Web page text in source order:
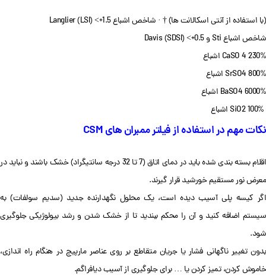
(با استفاده از آنتی اسکالانت ها) † · شاخص اشباع Langlier (LSI) <+1.5
شاخص اشباع Sti و Davis (SDSI) <+0.5
CaSO 4 230% اشباع
SrSO4 800% اشباع
BaSO4 6000% اشباع
نکات مهم در استفاده از فیلتر ممبران های CSM
اقلام بسته بندی شده باید در دمای اتاق (7 تا 32 درجه سانتیگراد) خشک باشند و نباید در
معرض نور مستقیم خورشید قرار گیرند.
اگر کیسه پلی آسیب دیده است، یک محلول نگهدارنده جدید (سدیم سولفات) به
سیستم اضافه کنید و آن را محکم ببندید تا از خشک شدن و رشد بیولوژیکی جلوگیری
شود.
بدون تغییر ناگهانی فشار یا جریان متقاطع بر روی عناصر مارپیچ در هنگام راه اندازی،
خاموش کردن، تمیز کردن یا … برای جلوگیری از آسیب دیافراگم.